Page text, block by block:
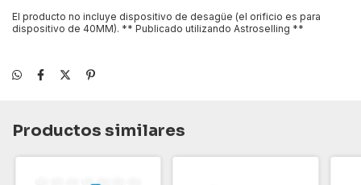
El producto no incluye dispositivo de desagüe (el orificio es para
dispositivo de 40MM). ** Publicado utilizando Astroselling **
Productos similares